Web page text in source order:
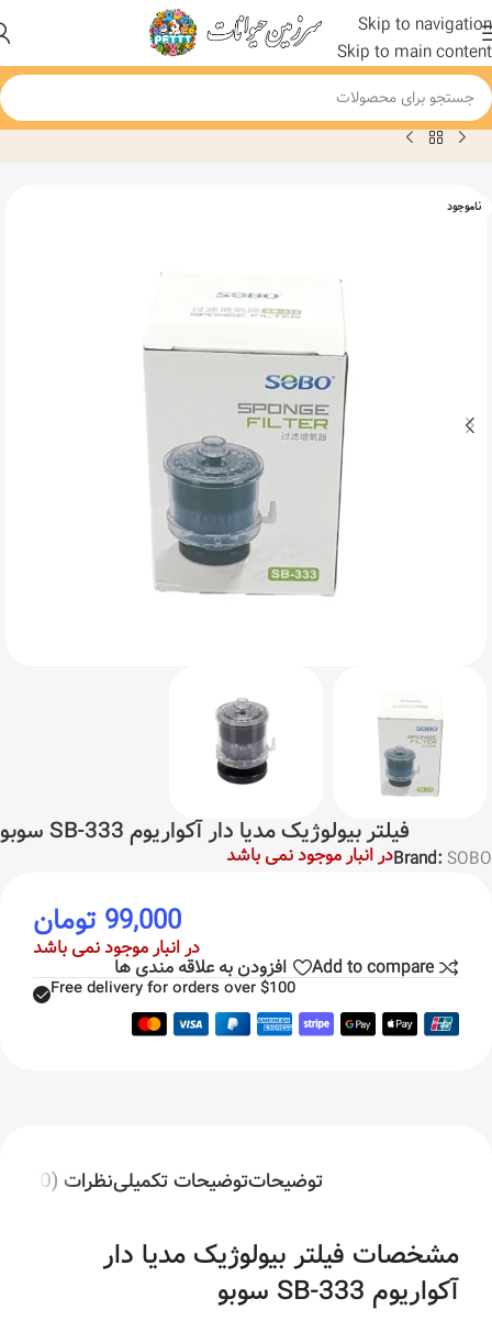
Skip to navigation
Skip to main content
خانه محصول فیلتر بیولوژیک مدیا دار آکواریوم SB-333 سوبو
ناموجود
فیلتر بیولوژیک مدیا دار آکواریوم SB-333 سوبو
Brand: SOBO در انبار موجود نمی باشد
99,000 تومان
در انبار موجود نمی باشد
Add to compare افزودن به علاقه مندی ها
Free delivery for orders over $100
توضیحاتتوضیحات تکمیلینظرات (0)
مشخصات فیلتر بیولوژیک مدیا دار
آکواریوم SB-333 سوبو